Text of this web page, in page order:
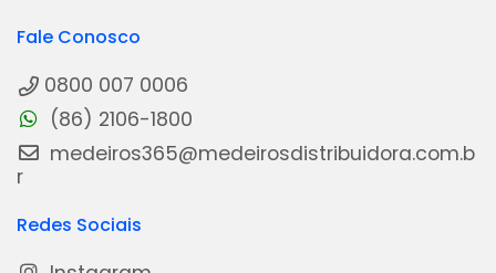
Fale Conosco
0800 007 0006
(86) 2106-1800
medeiros365@medeirosdistribuidora.com.b
r
Redes Sociais